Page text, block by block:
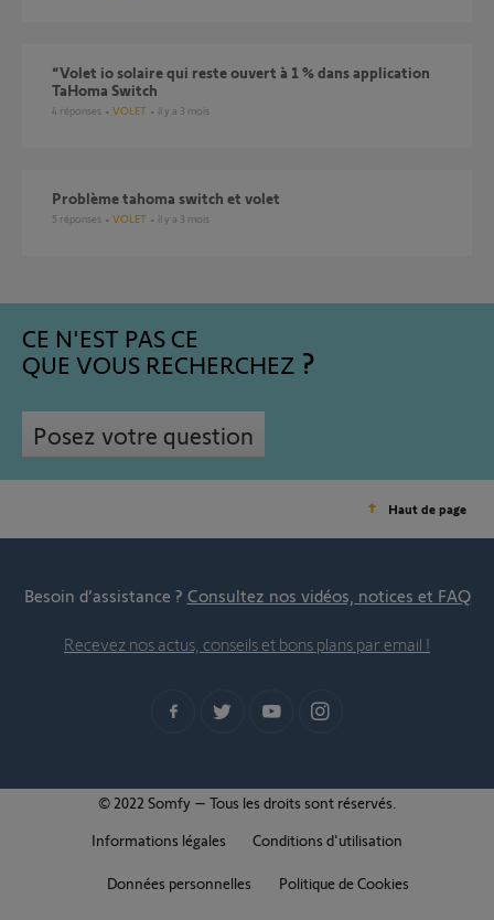
“Volet io solaire qui reste ouvert à 1 % dans application
TaHoma Switch
4 réponses VOLET il y a 3 mois
Problème tahoma switch et volet
5 réponses VOLET il y a 3 mois
CE N'EST PAS CE
QUE VOUS RECHERCHEZ
Posez votre question
Haut de page
Besoin d’assistance ? Consultez nos vidéos, notices et FAQ
Recevez nos actus, conseils et bons plans par email !
© 2022 Somfy – Tous les droits sont réservés.
Informations légales
Conditions d'utilisation
Données personnelles Politique de Cookies